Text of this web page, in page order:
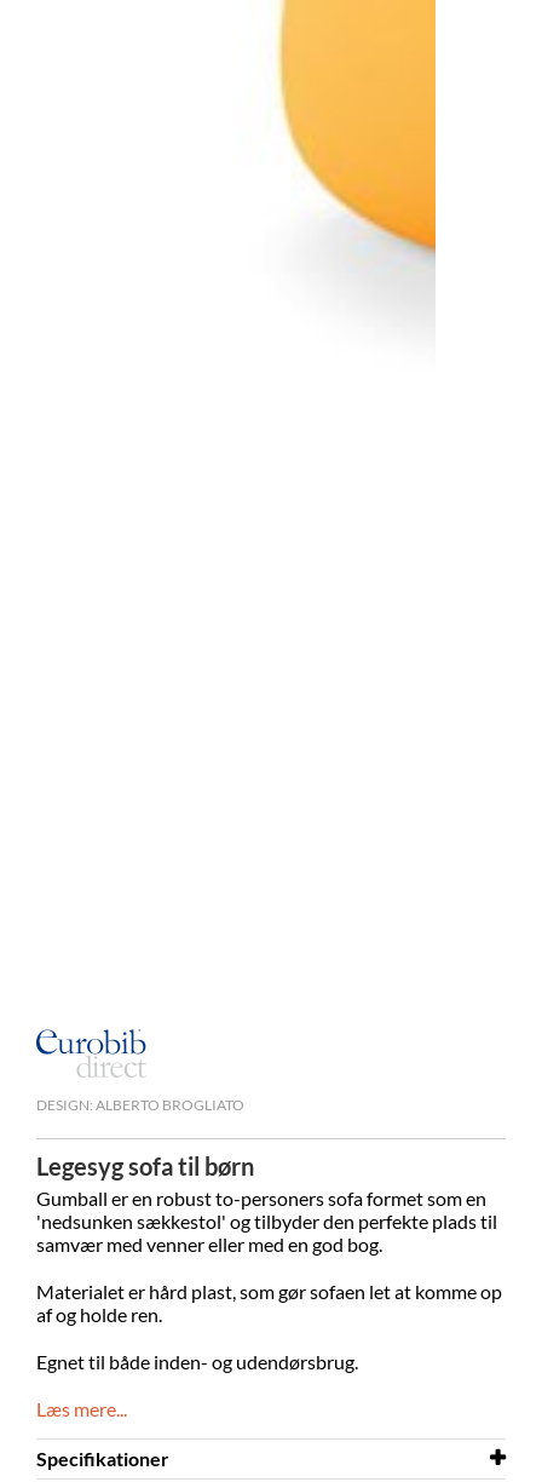
DESIGN: ALBERTO BROGLIATO
Legesyg sofa til børn
Gumball er en robust to-personers sofa formet som en
'nedsunken sækkestol' og tilbyder den perfekte plads til
samvær med venner eller med en god bog.
Materialet er hård plast, som gør sofaen let at komme op
af og holde ren.
Egnet til både inden- og udendørsbrug.
Læs mere...
Specifikationer